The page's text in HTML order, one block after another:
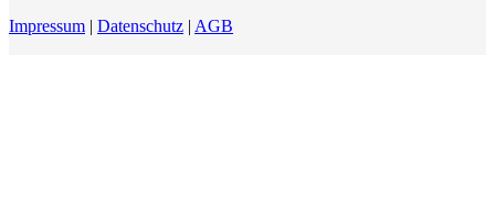
Impressum | Datenschutz | AGB